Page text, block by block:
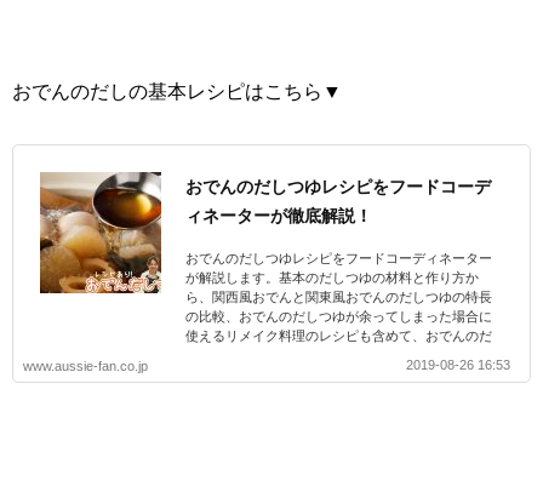
おでんのだしの基本レシピはこちら▼
おでんのだしつゆレシピをフードコーデ
ィネーターが徹底解説！
おでんのだしつゆレシピをフードコーディネーター
が解説します。基本のだしつゆの材料と作り方か
ら、関西風おでんと関東風おでんのだしつゆの特長
の比較、おでんのだしつゆが余ってしまった場合に
使えるリメイク料理のレシピも含めて、おでんのだ
www.aussie-fan.co.jp 2019-08-26 16:53